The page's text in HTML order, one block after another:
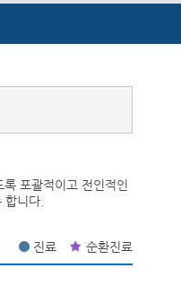
포괄적이고 전인적인
니다.
진료 순환진료